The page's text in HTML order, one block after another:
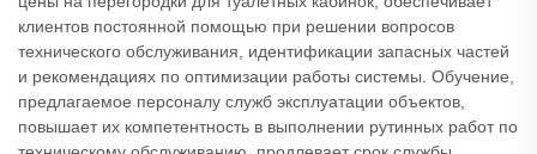
клиентов постоянной помощью при решении вопросов
технического обслуживания, идентификации запасных частей
и рекомендациях по оптимизации работы системы. Обучение,
предлагаемое персоналу служб эксплуатации объектов,
повышает их компетентность в выполнении рутинных работ по